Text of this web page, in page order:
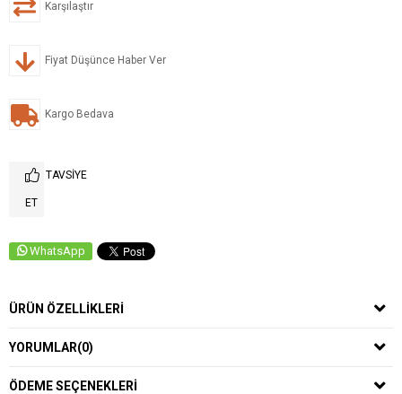
Karşılaştır
Fiyat Düşünce Haber Ver
Kargo Bedava
TAVSIYE
ET
WhatsApp
ÜRÜN ÖZELLIKLERI
YORUMLAR(0)
ÖDEME SEÇENEKLERI